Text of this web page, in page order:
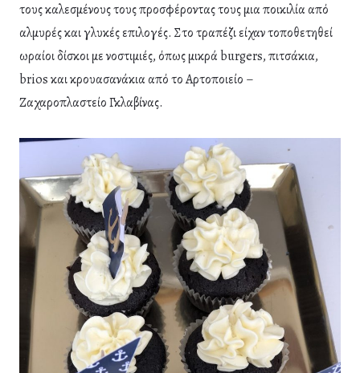
τους καλεσμένους τους προσφέροντας τους μια ποικιλία από
αλμυρές και γλυκές επιλογές. Στο τραπέζι είχαν τοποθετηθεί
ωραίοι δίσκοι με νοστιμιές, όπως μικρά burgers, πιτσάκια,
brios και κρουασανάκια από το Αρτοποιείο –
Ζαχαροπλαστείο Γκλαβίνας.